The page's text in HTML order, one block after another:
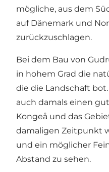
mögliche, aus dem
auf Dänemark und
zurückzuschlagen.
Bei dem Bau von
in hohem Grad die
die die Landschaft
auch damals einen
Kongeå und das
damaligen Zeitpunkt
und ein möglicher
Abstand zu sehen.